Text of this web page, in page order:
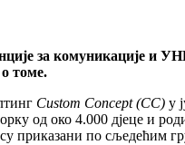
за комуникације и
томе.
Custom Concept (CC) у
од око 4.000 дјеце и
приказани по сљедећим